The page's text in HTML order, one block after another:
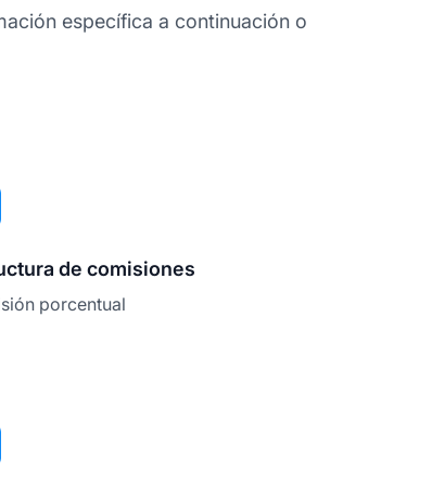
específica a continuación o
de comisiones
porcentual